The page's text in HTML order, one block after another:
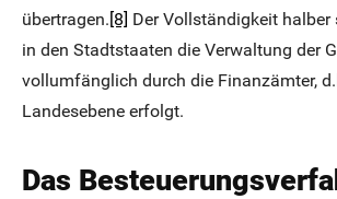
übertragen.[8] Der Vollständigkeit halber
in den Stadtstaaten die Verwaltung der
vollumfänglich durch die Finanzämter,
Landesebene erfolgt.
Das